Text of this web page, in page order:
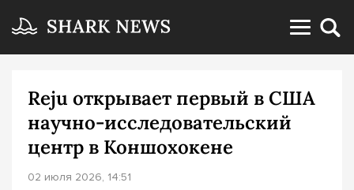
Reju открывает первый в США
научно-исследовательский
центр в Коншохокене
02 июля 2026, 14:51